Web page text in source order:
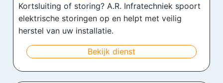
Kortsluiting of storing? A.R. Infratechniek spoort
elektrische storingen op en helpt met veilig
herstel van uw installatie.
Bekijk dienst